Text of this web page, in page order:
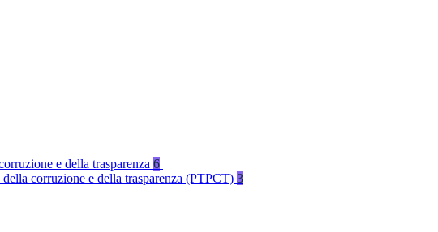
e della trasparenza 6
corruzione e della trasparenza (PTPCT) 3